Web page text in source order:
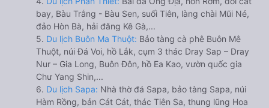
bay, Bàu Trắng - Bàu Sen, suối Tiên, làng chài Mũi Né,
đảo Hòn Bà, hải đăng Kê Gà,...
5. Du lịch Buôn Ma Thuột: Bảo tàng cà phê Buôn Mê
Thuột, núi Đá Voi, hồ Lắk, cụm 3 thác Dray Sap – Dray
Nur – Gia Long, Buôn Đôn, hồ Ea Kao, vườn quốc gia
Chư Yang Shin,...
6. Du lịch Sapa: Nhà thờ đá Sapa, bảo tàng Sapa, núi
Hàm Rồng, bản Cát Cát, thác Tiên Sa, thung lũng Hoa